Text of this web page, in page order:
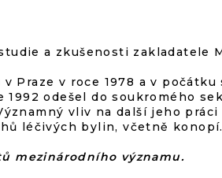
a zkušenosti zakladatele
Praze v roce 1978 a v počátku
odešel do soukromého
vliv na další jeho
léčivých bylin, včetně konopí.
mezinárodního významu.